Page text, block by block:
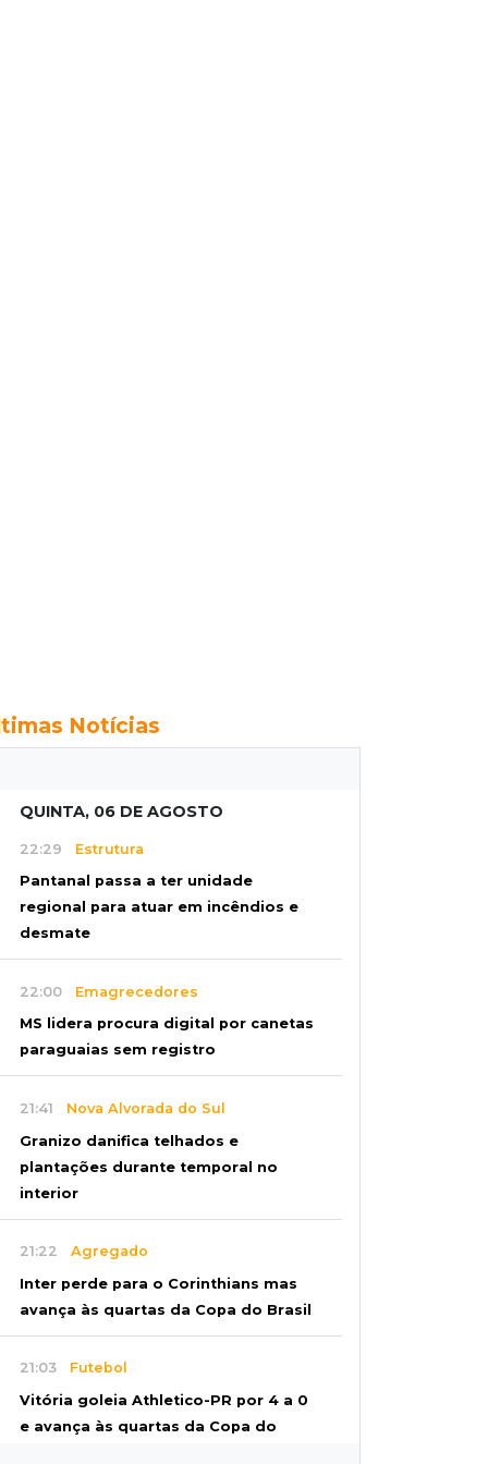
Notícias
QUINTA, 06 DE AGOSTO
22:29 Estrutura
Pantanal passa a ter unidade
regional para atuar em incêndios e
desmate
22:00 Emagrecedores
MS lidera procura digital por canetas
paraguaias sem registro
21:41 Nova Alvorada do Sul
Granizo danifica telhados e
plantações durante temporal no
interior
21:22 Agregado
Inter perde para o Corinthians mas
avança às quartas da Copa do Brasil
21:03 Futebol
Vitória goleia Athletico-PR por 4 a 0
e avança às quartas da Copa do